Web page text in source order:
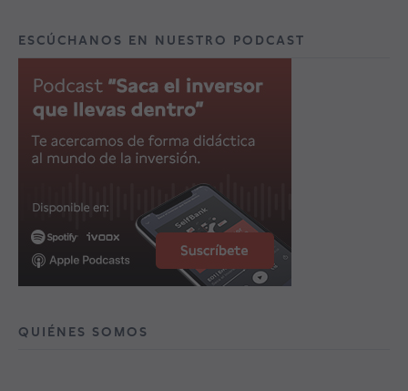
ESCÚCHANOS EN NUESTRO PODCAST
QUIÉNES SOMOS